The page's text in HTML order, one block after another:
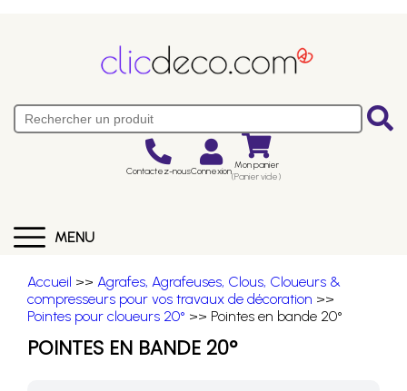
Contactez-nousConnexion Mon panier
(Panier vide)
MENU
Accueil >> Agrafes, Agrafeuses, Clous, Cloueurs &
compresseurs pour vos travaux de décoration >>
Pointes pour cloueurs 20° >> Pointes en bande 20°
POINTES EN BANDE 20°